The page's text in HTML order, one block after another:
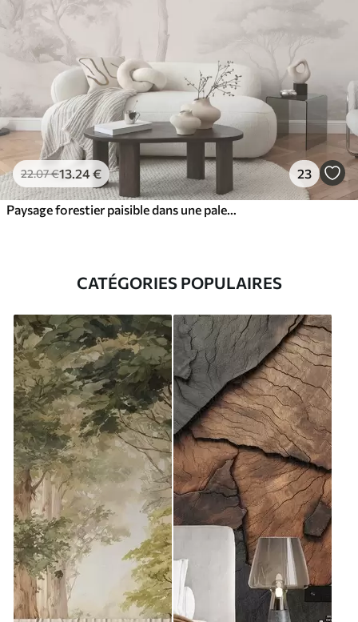
22.07€13 .24€ 23
CATÉGORIES POPULAIRES